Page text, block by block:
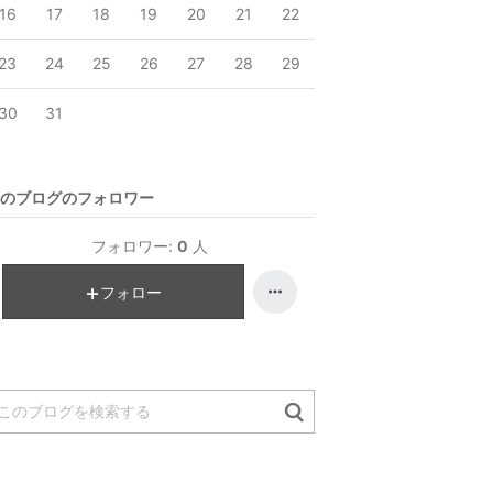
17 18 19 20 21 22
24 25 26 27 28 29
31
ブログのフォロワー
フォロワー: 0 人
フォロー